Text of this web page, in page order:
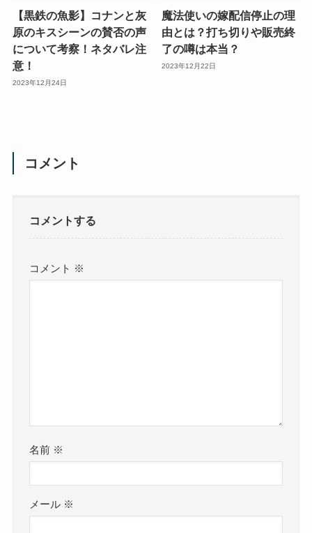
【黒鉄の魚影】コナンと灰
原のキスシーンの賛否の声
について考察！ネタバレ注
意！
2023年12月24日
魔法使いの嫁配信停止の理
由とは？打ち切りや販売終
了の噂は本当？
2023年12月22日
コメント
コメントする
コメント ※
名前 ※
メール ※